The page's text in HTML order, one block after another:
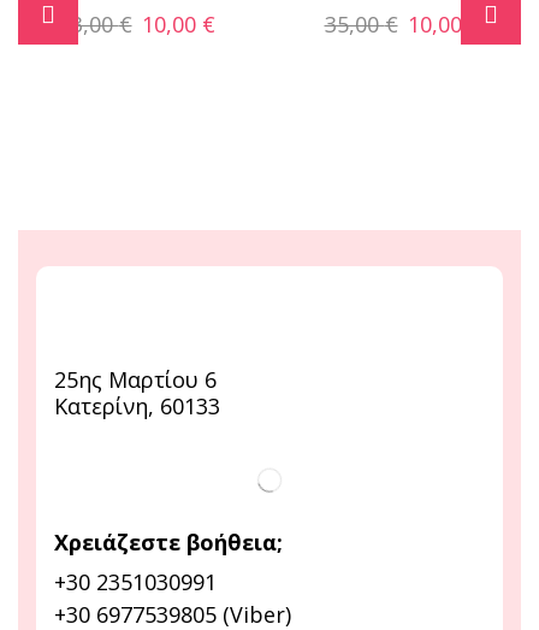
33,00€ 10,00 € 35,00€ 10,00
25ης Μαρτίου 6
Κατερίνη, 60133
Χρειάζεστε βοήθεια;
+30 2351030991
+30 6977539805 (Viber)